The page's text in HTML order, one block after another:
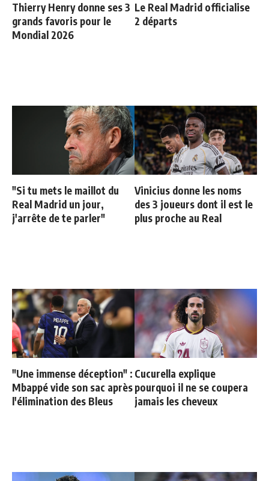
Thierry Henry donne ses 3
grands favoris pour le
Mondial 2026
Le Real Madrid officialise
2 départs
"Si tu mets le maillot du
Real Madrid un jour,
j'arrête de te parler"
Vinicius donne les noms
des 3 joueurs dont il est le
plus proche au Real
"Une immense déception" :
Mbappé vide son sac après
l'élimination des Bleus
Cucurella explique
pourquoi il ne se coupera
jamais les cheveux